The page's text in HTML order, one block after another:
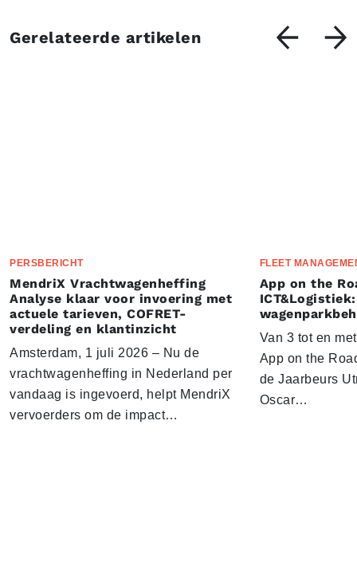
Gerelateerde artikelen
PERSBERICHT
MendriX Vrachtwagenheffing
Analyse klaar voor invoering met
actuele tarieven, COFRET-
verdeling en klantinzicht
Amsterdam, 1 juli 2026 – Nu de
vrachtwagenheffing in Nederland per
vandaag is ingevoerd, helpt MendriX
vervoerders om de impact…
FLEET
App on the
Van 3 tot en
App on the
de Jaarbeurs
Oscar…